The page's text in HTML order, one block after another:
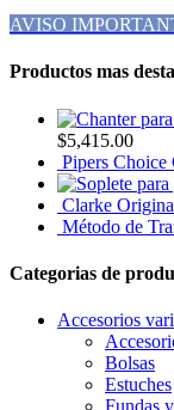
AVISO
Productos mas
$5,415.00
Pipers Choice
Clarke
Método de
Categorias de
Accesorios
Bolsas
Estuches
Fundas